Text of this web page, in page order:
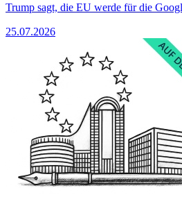
Trump sagt, die EU werde für die
25.07.2026